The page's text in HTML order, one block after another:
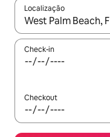
Localização
Quando os
Check-in
Checkout